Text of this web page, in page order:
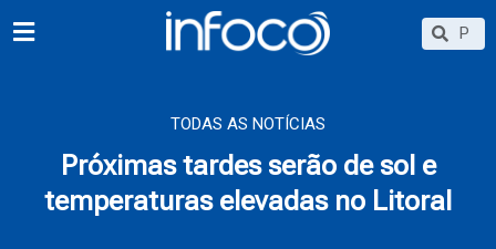
para
Search
TODAS AS NOTÍCIAS
Próximas tardes serão de sol e
temperaturas elevadas no Litoral